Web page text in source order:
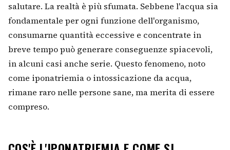
salutare. La realtà è più sfumata. Sebbene l'acqua sia
fondamentale per ogni funzione dell'organismo,
consumarne quantità eccessive e concentrate in
breve tempo può generare conseguenze spiacevoli,
in alcuni casi anche serie. Questo fenomeno, noto
come iponatriemia o intossicazione da acqua,
rimane raro nelle persone sane, ma merita di essere
compreso.